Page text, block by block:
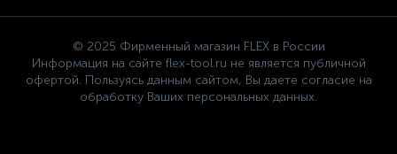
© 2025 Фирменный магазин FLEX в России
Информация на сайте flex-tool.ru не является публичной
офертой. Пользуясь данным сайтом, Вы даете согласие на
обработку Ваших персональных данных.